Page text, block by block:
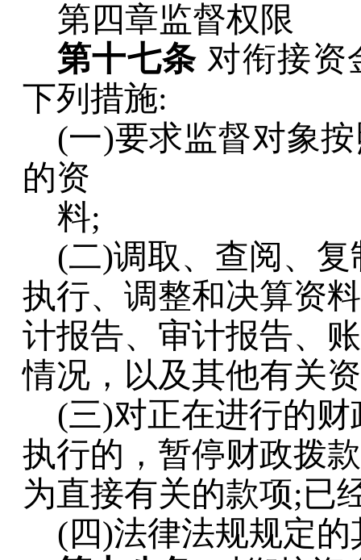
第四章监督权限
第十七条 对衔接资
下列措施:
(一)要求监督对象
的资
料;
(二)调取、查阅、
执行、调整和决算资
计报告、审计报告、
情况，以及其他有关
(三)对正在进行的
执行的，暂停财政拨
为直接有关的款项;已
(四)法律法规规定